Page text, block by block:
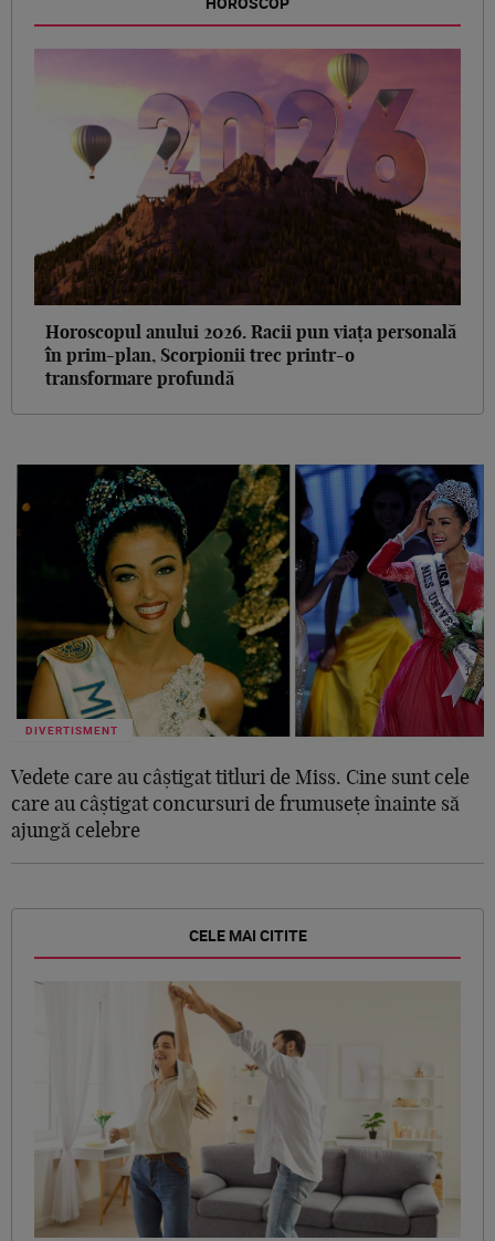
Horoscopul anului 2026. Racii pun viața personală
în prim-plan, Scorpionii trec printr-o
transformare profundă
DIVERTISMENT
Vedete care au câștigat titluri de Miss. Cine sunt cele
care au câștigat concursuri de frumusețe înainte să
ajungă celebre
CELE MAI CITITE